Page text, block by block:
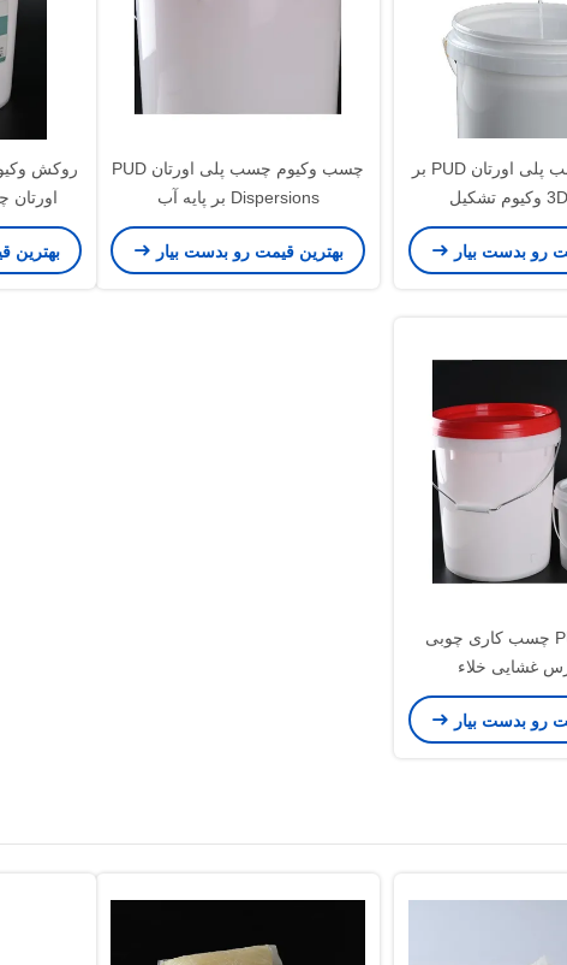
پراکندگی چسب پلی اورتان PUD بر
رو بدست بیار
چسب وکیوم چسب پلی اورتان PUD
Dispersions بر پایه آب
بهترین قیمت رو بدست بیار
روکش
بهترین
پراکندگی PU چسب کاری چوبی
غشایی خلاء
رو بدست بیار